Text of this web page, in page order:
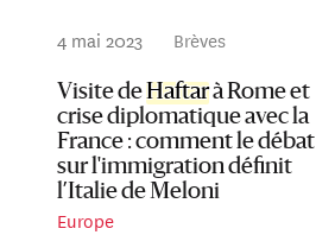
4 mai 2023 Brèves
Visite deHaftarà Rome et
crise diplomatique avec la
France : comment le débat
sur l'immigration définit
l’Italie de Meloni
Europe